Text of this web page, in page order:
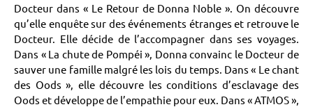
Docteur dans « Le Retour de Donna Noble ». On découvre
qu’elle enquête sur des événements étranges et retrouve le
Docteur. Elle décide de l’accompagner dans ses voyages.
Dans « La chute de Pompéi », Donna convainc le Docteur de
sauver une famille malgré les lois du temps. Dans « Le chant
des Oods », elle découvre les conditions d’esclavage des
Oods et développe de l’empathie pour eux. Dans « ATMOS »,